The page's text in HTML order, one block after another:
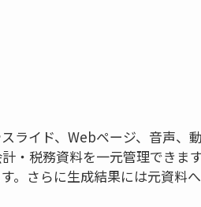
ライド、Webページ、音声、
・税務資料を一元管理できま
。さらに生成結果には元資料